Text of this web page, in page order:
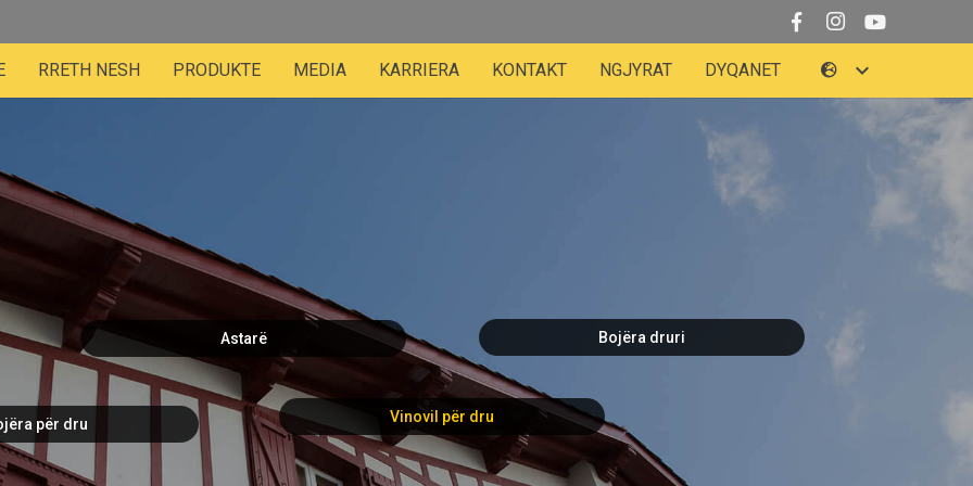
RRETH NESH PRODUKTE MEDIA KARRIERA KONTAKT NGJYRAT DYQANET
Astarë Bojëra druri
për dru Vinovil për dru